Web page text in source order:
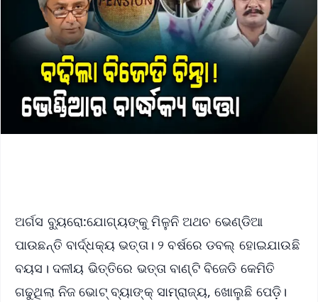
ଅର୍ଗସ ବ୍ୟୁରୋ:ଯୋଗ୍ୟଙ୍କୁ ମିଳୁନି ଅଥଚ ଭେଣ୍ଡିଆ
ପାଉଛନ୍ତି ବାର୍ଦ୍ଧକ୍ୟ ଭତ୍ତା। ୨ ବର୍ଷରେ ଡବଲ୍ ହୋଇଯାଉଛି
ବୟସ। ଦଳୀୟ ଭିତ୍ତିରେ ଭତ୍ତା ବାଣ୍ଟି ବିଜେଡି କେମିତି
ଗଢୁଥିଲା ନିଜ ଭୋଟ୍ ବ୍ୟାଙ୍କ୍ ସାମ୍ରାଜ୍ୟ, ଖୋଲୁଛି ପେଡ଼ି।